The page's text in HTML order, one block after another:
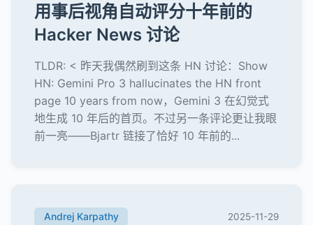
用事后视角自动评分十年前的
Hacker News 讨论
TLDR: < 昨天我偶然刷到这条 HN 讨论：Show
HN: Gemini Pro 3 hallucinates the HN front
page 10 years from now，Gemini 3 在幻觉式
地生成 10 年后的首页。不过另一条评论更让我眼
前一亮——Bjartr 链接了恰好 10 年前的...
Andrej Karpathy 2025-11-29